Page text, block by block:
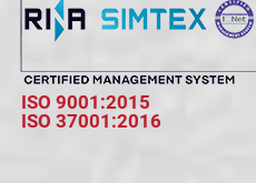
ISO 9001:2015
ISO 37001:2016